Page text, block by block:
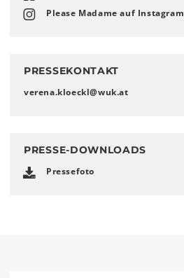
Please Madame auf Instagram
PRESSEKONTAKT
verena.kloeckl@wuk.at
PRESSE-DOWNLOADS
Pressefoto